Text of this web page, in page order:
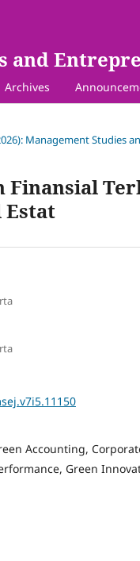
and
Archives
Management Studies
Estat
Accounting,
Green